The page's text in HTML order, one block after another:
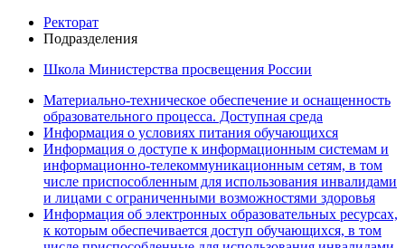
Ректорат
Подразделения
Школа Министерства просвещения России
Материально-техническое обеспечение и оснащенность
образовательного процесса. Доступная среда
Информация о условиях питания обучающихся
Информация о доступе к информационным системам и
информационно-телекоммуникационным сетям, в том
числе приспособленным для использования инвалидами
и лицами с ограниченными возможностями здоровья
Информация об электронных образовательных ресурсах,
к которым обеспечивается доступ обучающихся, в том